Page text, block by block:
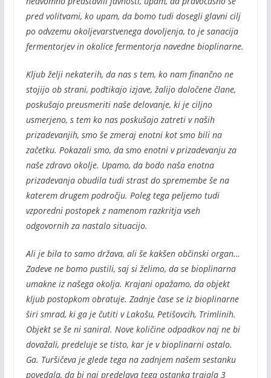
pred volitvami, ko upam, da bomo tudi dosegli glavni cilj
po odvzemu okoljevarstvenega dovoljenja, to je sanacija
fermentorjev in okolice fermentorja navedne bioplinarne.
Kljub želji nekaterih, da nas s tem, ko nam finančno ne
stojijo ob strani, podtikajo izjave, žalijo določene člane,
poskušajo preusmeriti naše delovanje, ki je ciljno
usmerjeno, s tem ko nas poskušajo zatreti v naših
prizadevanjih, smo še zmeraj enotni kot smo bili na
začetku. Pokazali smo, da smo enotni v prizadevanju za
naše zdravo okolje. Upamo, da bodo naša enotna
prizadevanja obudila tudi strast do spremembe še na
katerem drugem področju. Poleg tega peljemo tudi
vzporedni postopek z namenom razkritja vseh
odgovornih za nastalo situacijo.
Ali je bila to samo država, ali še kakšen občinski organ…
Zadeve ne bomo pustili, saj si želimo, da se bioplinarna
umakne iz našega okolja. Krajani opažamo, da objekt
kljub postopkom obratuje. Zadnje čase se iz bioplinarne
širi smrad, ki ga je čutiti v Lakošu, Petišovcih, Trimlinih.
Objekt se še ni saniral. Nove količine odpadkov naj ne bi
dovažali, predeluje se tisto, kar je v bioplinarni ostalo.
Ga. Turšičeva je glede tega na zadnjem našem sestanku
povedala, da bi naj predelava tega ostanka trajala 3